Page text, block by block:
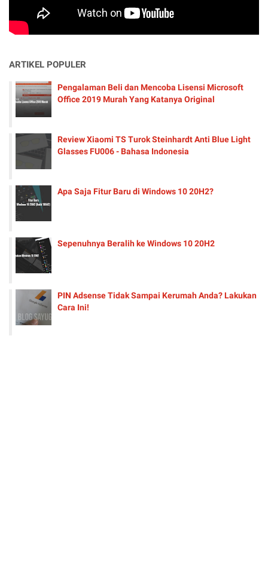
ARTIKEL POPULER
Pengalaman Beli dan Mencoba Lisensi Microsoft
Office 2019 Murah Yang Katanya Original
Review Xiaomi TS Turok Steinhardt Anti Blue Light
Glasses FU006 - Bahasa Indonesia
Apa Saja Fitur Baru di Windows 10 20H2?
Sepenuhnya Beralih ke Windows 10 20H2
PIN Adsense Tidak Sampai Kerumah Anda? Lakukan
Cara Ini!